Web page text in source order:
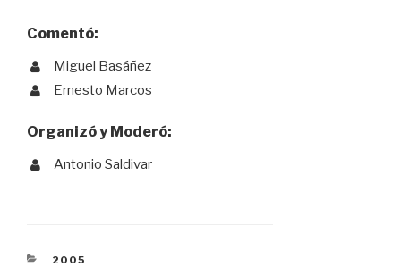
Comentó:
Miguel Basáñez
Ernesto Marcos
Organizó y Moderó:
Antonio Saldivar
CATEGORÍAS
2005